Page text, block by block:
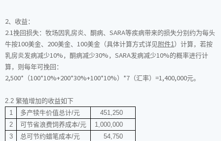
2、收益：
2.1 挽回损失：牧场因乳房炎、酮病、 SARA等疾病带来的损失分别约为每头
牛按100美金、 200美金、 100美金（具体计算方式详见 附件1 ）计算，若按
乳房炎发病减少10% ，酮病减少30% ， SARA发病减少10%的概率进行计
算，则每年可挽回：
2,500* （100*10%+200*30%+100*10%） *7 （汇率） =1,400,000元。
2.2 繁殖增加的收益如下
1
多产犊牛价值总计/元
451,250
2
可节省浪费饲养成本/元
1,000,000
3
总可节约蜡笔成本/元
54,750